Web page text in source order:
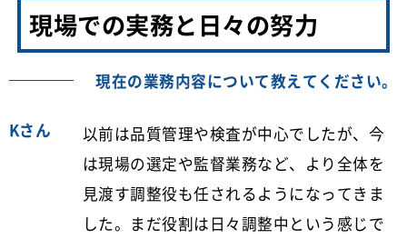
現場での実務と日々の努力
現在の業務内容について教えてください。
Kさん
以前は品質管理や検査が中心でしたが、今
は現場の選定や監督業務など、より全体を
見渡す調整役も任されるようになってきま
した。まだ役割は日々調整中という感じで